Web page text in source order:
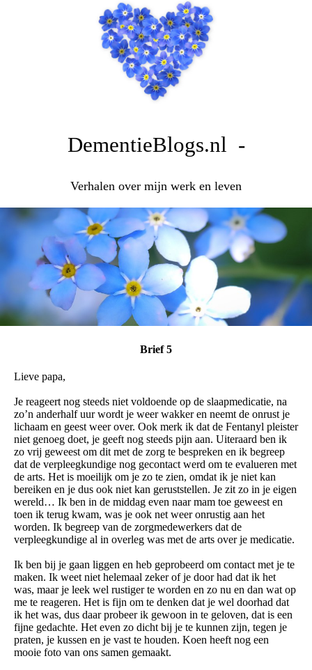
DementieBlogs.nl -
Verhalen over mijn werk en leven
Brief 5
Lieve papa,
Je reageert nog steeds niet voldoende op de slaapmedicatie, na
zo’n anderhalf uur wordt je weer wakker en neemt de onrust je
lichaam en geest weer over. Ook merk ik dat de Fentanyl pleister
niet genoeg doet, je geeft nog steeds pijn aan. Uiteraard ben ik
zo vrij geweest om dit met de zorg te bespreken en ik begreep
dat de verpleegkundige nog gecontact werd om te evalueren met
de arts. Het is moeilijk om je zo te zien, omdat ik je niet kan
bereiken en je dus ook niet kan geruststellen. Je zit zo in je eigen
wereld… Ik ben in de middag even naar mam toe geweest en
toen ik terug kwam, was je ook net weer onrustig aan het
worden. Ik begreep van de zorgmedewerkers dat de
verpleegkundige al in overleg was met de arts over je medicatie.
Ik ben bij je gaan liggen en heb geprobeerd om contact met je te
maken. Ik weet niet helemaal zeker of je door had dat ik het
was, maar je leek wel rustiger te worden en zo nu en dan wat op
me te reageren. Het is fijn om te denken dat je wel doorhad dat
ik het was, dus daar probeer ik gewoon in te geloven, dat is een
fijne gedachte. Het even zo dicht bij je te kunnen zijn, tegen je
praten, je kussen en je vast te houden. Koen heeft nog een
mooie foto van ons samen gemaakt.